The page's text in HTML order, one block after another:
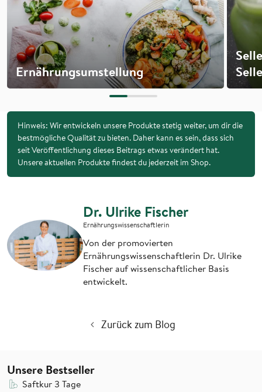
Ernährungsumstellung
Hinweis: Wir entwickeln unsere Produkte stetig weiter, um dir die
bestmögliche Qualität zu bieten. Daher kann es sein, dass sich
seit Veröffentlichung dieses Beitrags etwas verändert hat.
Unsere aktuellen Produkte findest du jederzeit im Shop.
Dr. Ulrike Fischer
Ernährungswissenschaftlerin
Von der promovierten
Ernährungswissenschaftlerin Dr. Ulrike
Fischer auf wissenschaftlicher Basis
entwickelt.
Zurück zum Blog
Unsere Bestseller
Saftkur 3 Tage